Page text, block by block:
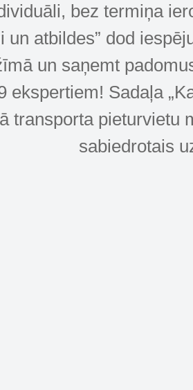
bez termiņa
un atbildes” dod
un saņemt
ekspertiem! Sadaļa
transporta pieturvietu
sabiedrotais